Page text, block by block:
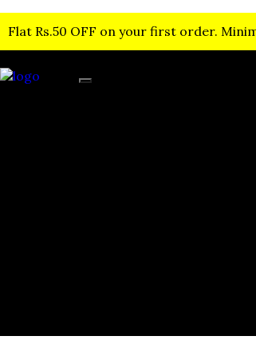
Flat Rs.50 OFF on your first order.